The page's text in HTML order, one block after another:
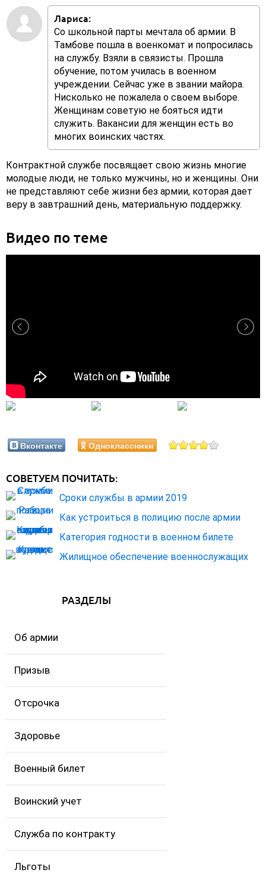
Лариса:
Со школьной парты мечтала об армии. В
Тамбове пошла в военкомат и попросилась
на службу. Взяли в связисты. Прошла
обучение, потом училась в военном
учреждении. Сейчас уже в звании майора.
Нисколько не пожалела о своем выборе.
Женщинам советую не бояться идти
служить. Вакансии для женщин есть во
многих воинских частях.
Контрактной службе посвящает свою жизнь многие
молодые люди, не только мужчины, но и женщины. Они
не представляют себе жизни без армии, которая дает
веру в завтрашний день, материальную поддержку.
Видео по теме
Вконтакте Одноклассники
СОВЕТУЕМ ПОЧИТАТЬ:
Сроки службы в армии 2019
Как устроиться в полицию после армии
Категория годности в военном билете
Жилищное обеспечение военнослужащих
РАЗДЕЛЫ
Об армии
Призыв
Отсрочка
Здоровье
Военный билет
Воинский учет
Служба по контракту
Льготы